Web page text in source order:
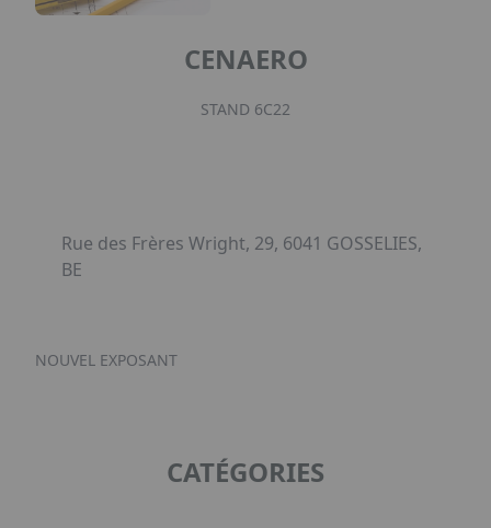
CENAERO
STAND 6C22
Rue des Frères Wright, 29, 6041 GOSSELIES,
BE
NOUVEL EXPOSANT
CATÉGORIES